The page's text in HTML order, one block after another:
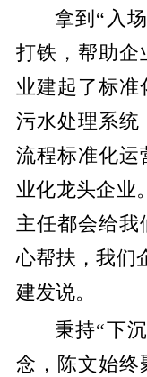
拿到“入
打铁，帮助企
业建起了标准
污水处理系统
流程标准化运
业化龙头企业
主任都会给我
心帮扶，我们
建发说。
秉持“下
念，陈文始终